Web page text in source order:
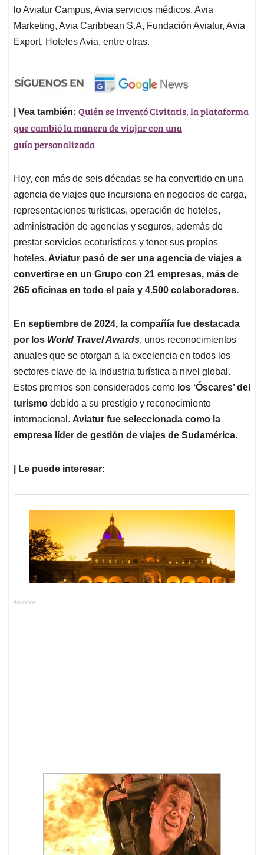
lo Aviatur Campus, Avia servicios médicos, Avia
Marketing, Avia Caribbean S.A, Fundación Aviatur, Avia
Export, Hoteles Avia, entre otras.
| Vea también: Quién se inventó Civitatis, la plataforma
que cambió la manera de viajar con una
guía personalizada
Hoy, con más de seis décadas se ha convertido en una
agencia de viajes que incursiona en negocios de carga,
representaciones turísticas, operación de hoteles,
administración de agencias y seguros, además de
prestar servicios ecoturísticos y tener sus propios
hoteles. Aviatur pasó de ser una agencia de viajes a
convertirse en un Grupo con 21 empresas, más de
265 oficinas en todo el país y 4.500 colaboradores.
En septiembre de 2024, la compañía fue destacada
por los World Travel Awards, unos reconocimientos
anuales que se otorgan a la excelencia en todos los
sectores clave de la industria turística a nivel global.
Estos premios son considerados como los ‘Óscares’ del
turismo debido a su prestigio y reconocimiento
internacional. Aviatur fue seleccionada como la
empresa líder de gestión de viajes de Sudamérica.
| Le puede interesar:
Anuncios.